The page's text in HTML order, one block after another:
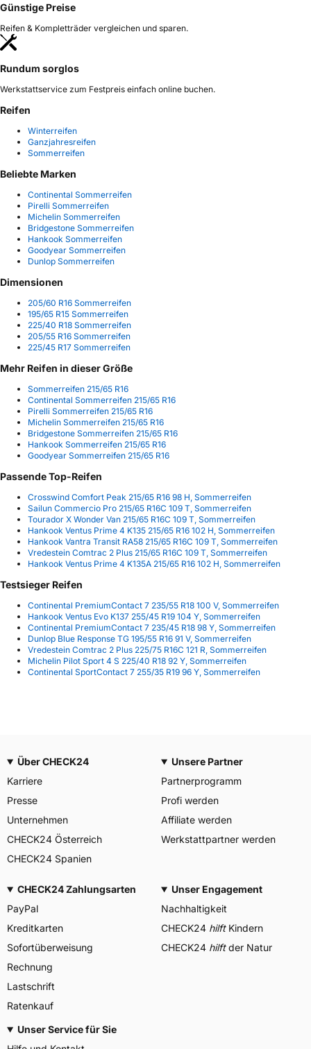
Günstige Preise
Reifen & Kompletträder vergleichen und sparen.
Rundum sorglos
Werkstattservice zum Festpreis einfach online buchen.
Reifen
Winterreifen
Ganzjahresreifen
Sommerreifen
Beliebte Marken
Continental Sommerreifen
Pirelli Sommerreifen
Michelin Sommerreifen
Bridgestone Sommerreifen
Hankook Sommerreifen
Goodyear Sommerreifen
Dunlop Sommerreifen
Dimensionen
205/60 R16 Sommerreifen
195/65 R15 Sommerreifen
225/40 R18 Sommerreifen
205/55 R16 Sommerreifen
225/45 R17 Sommerreifen
Mehr Reifen in dieser Größe
Sommerreifen 215/65 R16
Continental Sommerreifen 215/65 R16
Pirelli Sommerreifen 215/65 R16
Michelin Sommerreifen 215/65 R16
Bridgestone Sommerreifen 215/65 R16
Hankook Sommerreifen 215/65 R16
Goodyear Sommerreifen 215/65 R16
Passende Top-Reifen
Crosswind Comfort Peak 215/65 R16 98 H, Sommerreifen
Sailun Commercio Pro 215/65 R16C 109 T, Sommerreifen
Tourador X Wonder Van 215/65 R16C 109 T, Sommerreifen
Hankook Ventus Prime 4 K135 215/65 R16 102 H, Sommerreifen
Hankook Vantra Transit RA58 215/65 R16C 109 T, Sommerreifen
Vredestein Comtrac 2 Plus 215/65 R16C 109 T, Sommerreifen
Hankook Ventus Prime 4 K135A 215/65 R16 102 H, Sommerreifen
Testsieger Reifen
Continental PremiumContact 7 235/55 R18 100 V, Sommerreifen
Hankook Ventus Evo K137 255/45 R19 104 Y, Sommerreifen
Continental PremiumContact 7 235/45 R18 98 Y, Sommerreifen
Dunlop Blue Response TG 195/55 R16 91 V, Sommerreifen
Vredestein Comtrac 2 Plus 225/75 R16C 121 R, Sommerreifen
Michelin Pilot Sport 4 S 225/40 R18 92 Y, Sommerreifen
Continental SportContact 7 255/35 R19 96 Y, Sommerreifen
Über CHECK24
Karriere
Presse
Unternehmen
CHECK24 Österreich
CHECK24 Spanien
Unsere Partner
Partnerprogramm
Profi werden
Affiliate werden
Werkstattpartner werden
CHECK24 Zahlungsarten
PayPal
Kreditkarten
Sofortüberweisung
Rechnung
Lastschrift
Ratenkauf
Unser Engagement
Nachhaltigkeit
CHECK24 hilftKindern
CHECK24 hilftder Natur
Unser Service für Sie